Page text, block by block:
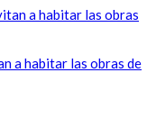
a habitar las obras de